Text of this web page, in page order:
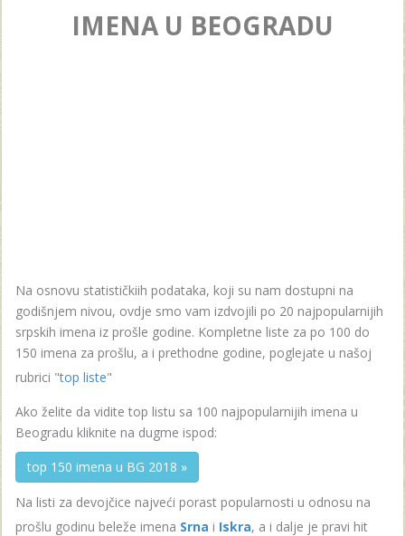
IMENA U BEOGRADU
Na osnovu statističkiih podataka, koji su nam dostupni na
godišnjem nivou, ovdje smo vam izdvojili po 20 najpopularnijih
srpskih imena iz prošle godine. Kompletne liste za po 100 do
150 imena za prošlu, a i prethodne godine, poglejate u našoj
rubrici "top liste"
Ako želite da vidite top listu sa 100 najpopularnijih imena u
Beogradu kliknite na dugme ispod:
top 150 imena u BG 2018 »
Na listi za devojčice najveći porast popularnosti u odnosu na
prošlu godinu beleže imena Srna i Iskra, a i dalje je pravi hit